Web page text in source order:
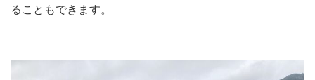
ることもできます。